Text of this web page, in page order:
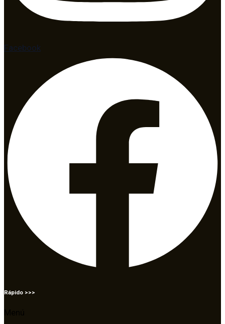
Facebook
Rápido >>>